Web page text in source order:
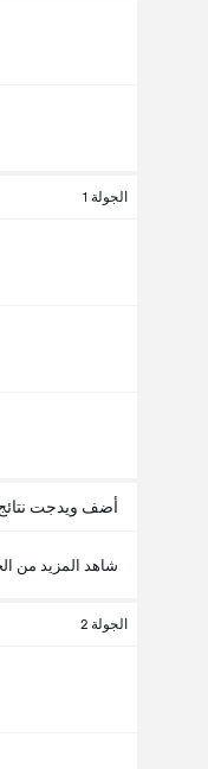
الجولة 1
أضف ويدجت
شاهد المزيد من
الجولة 2